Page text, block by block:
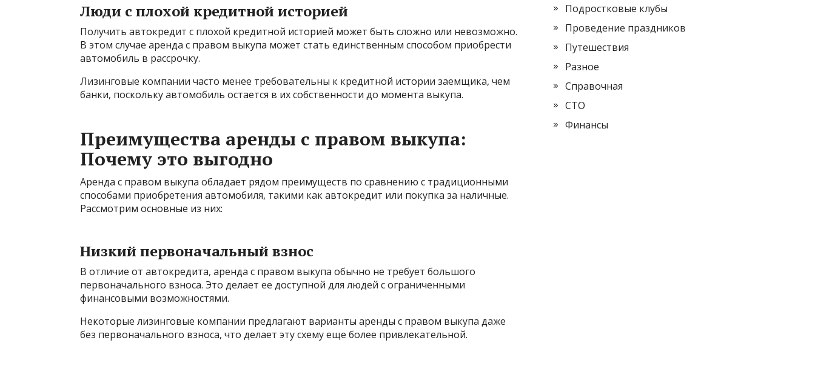
Люди с плохой кредитной историей
Получить автокредит с плохой кредитной историей может быть сложно или невозможно.
В этом случае аренда с правом выкупа может стать единственным способом приобрести
автомобиль в рассрочку.
Лизинговые компании часто менее требовательны к кредитной истории заемщика, чем
банки, поскольку автомобиль остается в их собственности до момента выкупа.
Преимущества аренды с правом выкупа:
Почему это выгодно
Аренда с правом выкупа обладает рядом преимуществ по сравнению с традиционными
способами приобретения автомобиля, такими как автокредит или покупка за наличные.
Рассмотрим основные из них:
Низкий первоначальный взнос
В отличие от автокредита, аренда с правом выкупа обычно не требует большого
первоначального взноса. Это делает ее доступной для людей с ограниченными
финансовыми возможностями.
Некоторые лизинговые компании предлагают варианты аренды с правом выкупа даже
без первоначального взноса, что делает эту схему еще более привлекательной.
Подростковые клубы
Проведение праздников
Путешествия
Разное
Справочная
СТО
Финансы